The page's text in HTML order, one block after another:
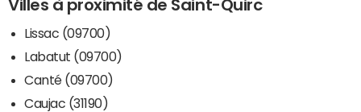
Villes à proximité de Saint-Quirc
Lissac (09700)
Labatut (09700)
Canté (09700)
Caujac (31190)